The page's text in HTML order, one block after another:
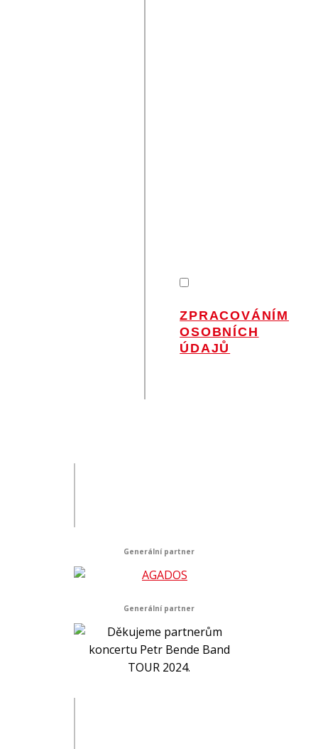
ZPRACOVÁNÍM
OSOBNÍCH
ÚDAJŮ
Generální partner
Generální partner